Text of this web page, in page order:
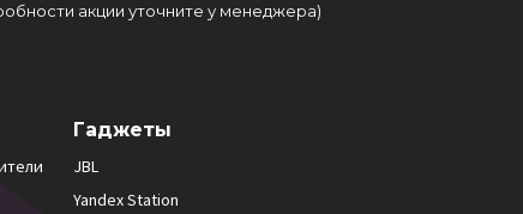
акции уточните у менеджера)
Гаджеты
JBL
Yandex Station